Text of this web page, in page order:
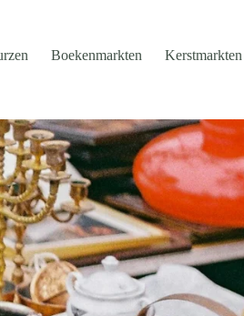
Boekenmarkten Kerstmarkten